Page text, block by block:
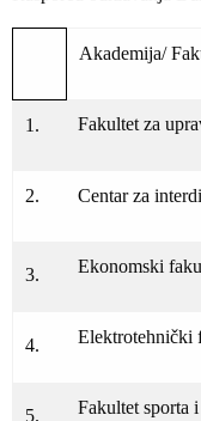
Akademija/
1. Fakultet za
2. Centar za
3. Ekonomski
4. Elektrotehnički
5. Fakultet sporta